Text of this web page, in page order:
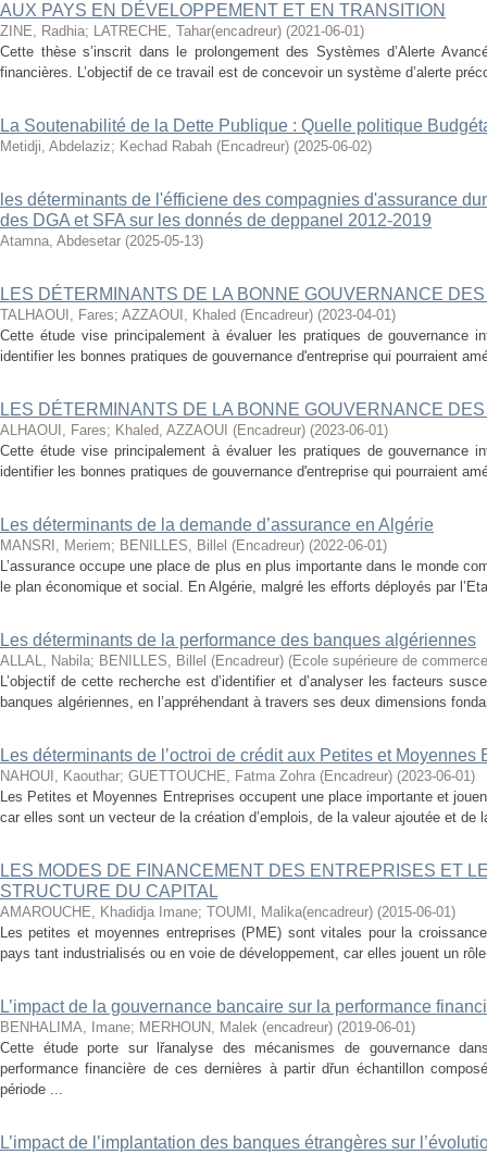
AUX PAYS EN DÉVELOPPEMENT ET EN TRANSITION
ZINE, Radhia; LATRECHE, Tahar(encadreur) (2021-06-01)
Cette thèse s’inscrit dans le prolongement des Systèmes d’Alerte
financières. L’objectif de ce travail est de concevoir un système d’alerte
La Soutenabilité de la Dette Publique : Quelle politique
Metidji, Abdelaziz; Kechad Rabah (Encadreur) (2025-06-02)
les déterminants de l'éfficiene des compagnies d'assurance
des DGA et SFA sur les donnés de deppanel 2012-2019
Atamna, Abdesetar (2025-05-13)
LES DÉTERMINANTS DE LA BONNE GOUVERNANCE
TALHAOUI, Fares; AZZAOUI, Khaled (Encadreur) (2023-04-01)
Cette étude vise principalement à évaluer les pratiques de gouvernance
identifier les bonnes pratiques de gouvernance d'entreprise qui pourraient
LES DÉTERMINANTS DE LA BONNE GOUVERNANCE
ALHAOUI, Fares; Khaled, AZZAOUI (Encadreur) (2023-06-01)
Cette étude vise principalement à évaluer les pratiques de gouvernance
identifier les bonnes pratiques de gouvernance d'entreprise qui pourraient
Les déterminants de la demande d’assurance en Algérie
MANSRI, Meriem; BENILLES, Billel (Encadreur) (2022-06-01)
L’assurance occupe une place de plus en plus importante dans le monde
le plan économique et social. En Algérie, malgré les efforts déployés par
Les déterminants de la performance des banques algériennes
ALLAL, Nabila; BENILLES, Billel (Encadreur) (Ecole supérieure de commerce
L’objectif de cette recherche est d’identifier et d’analyser les facteurs
banques algériennes, en l’appréhendant à travers ses deux dimensions
Les déterminants de l’octroi de crédit aux Petites et Moyennes
NAHOUI, Kaouthar; GUETTOUCHE, Fatma Zohra (Encadreur) (2023-06-01)
Les Petites et Moyennes Entreprises occupent une place importante et
car elles sont un vecteur de la création d’emplois, de la valeur ajoutée et de
LES MODES DE FINANCEMENT DES ENTREPRISES ET
STRUCTURE DU CAPITAL
AMAROUCHE, Khadidja Imane; TOUMI, Malika(encadreur) (2015-06-01)
Les petites et moyennes entreprises (PME) sont vitales pour la
pays tant industrialisés ou en voie de développement, car elles jouent un
L’impact de la gouvernance bancaire sur la performance
BENHALIMA, Imane; MERHOUN, Malek (encadreur) (2019-06-01)
Cette étude porte sur lřanalyse des mécanismes de gouvernance
performance financière de ces dernières à partir dřun échantillon
période ...
L’impact de l’implantation des banques étrangères sur